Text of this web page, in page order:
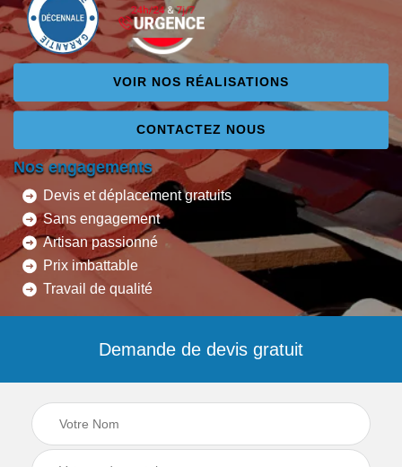
VOIR NOS RÉALISATIONS
CONTACTEZ NOUS
Nos engagements
Devis et déplacement gratuits
Sans engagement
Artisan passionné
Prix imbattable
Travail de qualité
Demande de devis gratuit